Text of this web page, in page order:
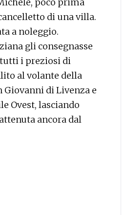
poco prima
di una villa.
a noleggio.
gli consegnasse
tutti i preziosi di
al volante della
Giovanni di Livenza e
Ovest, lasciando
ancora dal